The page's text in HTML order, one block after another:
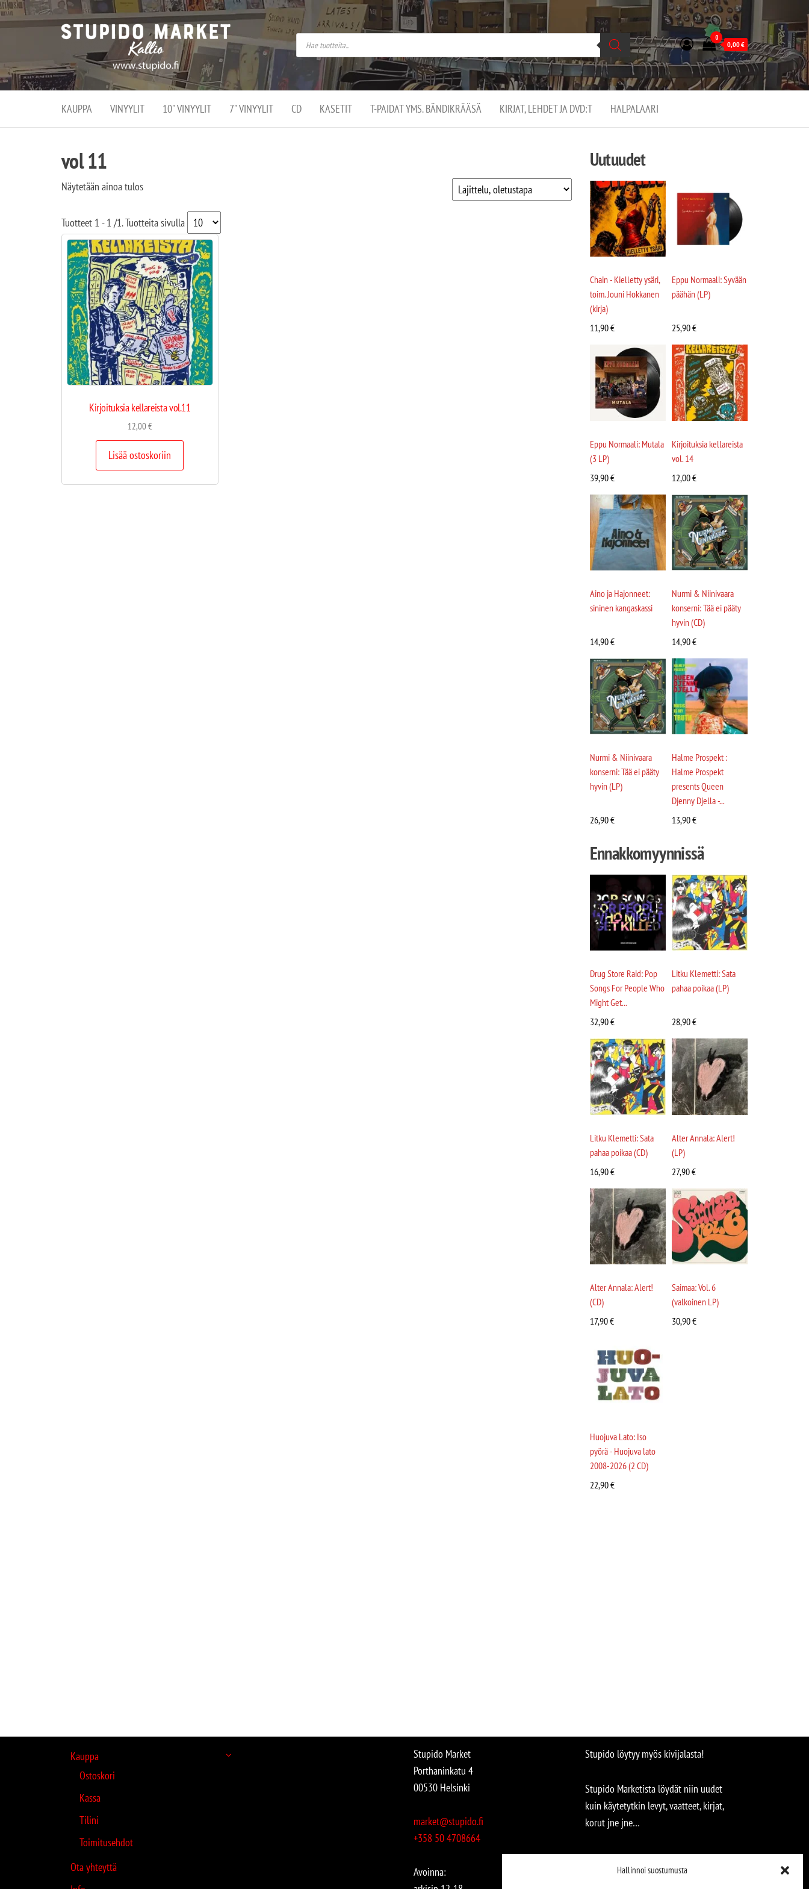
Hallinnoi suostumusta
Stupido
Market –
verkossa
ja
kivijalassa
Stupido Market on
vaihtoehtomusaan
erikoistunut
verkko- sekä
kivijalkakauppa
Helsingissä
Kallion
0
0,00€
KAUPPA VINYYLIT 10" VINYYLIT 7" VINYYLIT CD KASETIT T-PAIDAT YMS. BÄNDIKRÄÄSÄ KIRJAT, LEHDET JA DVD:T HALPALAARI
vol 11
Näytetään ainoa tulos
Tuotteet 1 - 1 /1. Tuotteita sivulla
Kirjoituksia kellareista vol.11
12,00€
Lisää ostoskoriin
Uutuudet
Chain - Kielletty ysäri,
toim. Jouni Hokkanen
(kirja)
11,90€
Eppu Normaali: Syvään
päähän (LP)
25,90€
Eppu Normaali: Mutala
(3 LP)
39,90€
Kirjoituksia kellareista
vol. 14
12,00€
Aino ja Hajonneet:
sininen kangaskassi
14,90€
Nurmi & Niinivaara
konserni: Tää ei pääty
hyvin (CD)
14,90€
Nurmi & Niinivaara
konserni: Tää ei pääty
hyvin (LP)
26,90€
Halme Prospekt :
Halme Prospekt
presents Queen
Djenny Djella -...
13,90€
Ennakkomyynnissä
Drug Store Raid: Pop
Songs For People Who
Might Get...
32,90€
Litku Klemetti: Sata
pahaa poikaa (LP)
28,90€
Litku Klemetti: Sata
pahaa poikaa (CD)
16,90€
Alter Annala: Alert!
(LP)
27,90€
Alter Annala: Alert!
(CD)
17,90€
Saimaa: Vol. 6
(valkoinen LP)
30,90€
Huojuva Lato: Iso
pyörä - Huojuva lato
2008-2026 (2 CD)
22,90€
Kauppa
Ostoskori
Kassa
Tilini
Toimitusehdot
Ota yhteyttä
Stupido Market
Porthaninkatu 4
00530 Helsinki
market@stupido.fi
+358 50 4708664
Avoinna:
Stupido löytyy myös kivijalasta!
Stupido Marketista löydät niin uudet
kuin käytetytkin levyt, vaatteet, kirjat,
korut jne jne…